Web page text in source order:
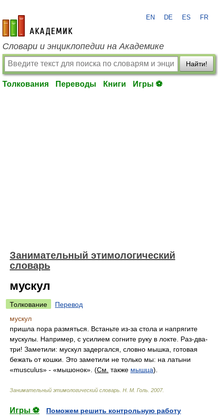
academic.ru
EN DE ES FR
Словари и энциклопедии на Академике
Найти!
Толкования Переводы Книги Игры ⚽
Занимательный этимологический
словарь
мускул
Толкование
Перевод
мускул
пришла пора размяться. Встаньте из-за стола и напрягите
мускулы. Например, с усилием согните руку в локте. Раз-два-
три! Заметили: мускул задергался, словно мышка, готовая
бежать от кошки. Это заметили не только мы: на латыни
«musculus» - «мышонок». (См. также мышца).
Занимательный этимологический словарь Н. М. Голь 2007.
Игры ⚽
Поможем решить контрольную работу